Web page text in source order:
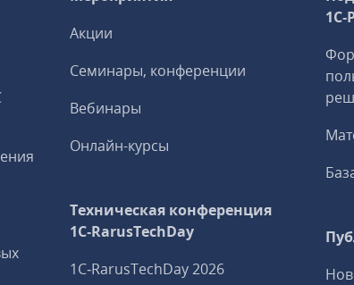
Акции
Семинары, конференции
Вебинары
Онлайн-курсы
Техническая конференция
1C‑RarusTechDay
1C‑RarusTechDay 2026